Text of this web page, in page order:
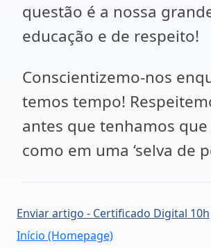
questão é a nossa
educação e de respeito!
Conscientizemo-nos
temos tempo!
antes que tenhamos
como em uma ‘selva de
Enviar artigo - Certificado Digital 10h
Início (Homepage)